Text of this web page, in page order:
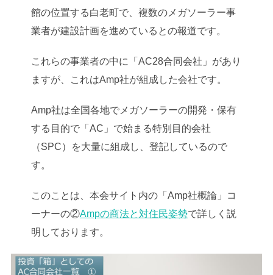
館の位置する白老町で、複数のメガソーラー事
業者が建設計画を進めているとの報道です。
これらの事業者の中に「AC28合同会社」があり
ますが、これはAmp社が組成した会社です。
Amp社は全国各地でメガソーラーの開発・保有
する目的で「AC」で始まる特別目的会社
（SPC）を大量に組成し、登記しているので
す。
このことは、本会サイト内の「Amp社概論」コ
ーナーの②Ampの商法と対住民姿勢で詳しく説
明しております。